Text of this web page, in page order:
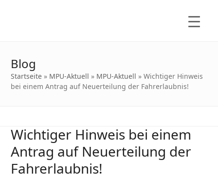
Blog
Startseite » MPU-Aktuell » MPU-Aktuell »Wichtiger Hinweis
bei einem Antrag auf Neuerteilung der Fahrerlaubnis!
Wichtiger Hinweis bei einem
Antrag auf Neuerteilung der
Fahrerlaubnis!